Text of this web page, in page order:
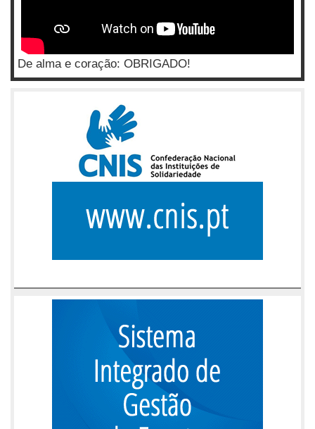
De alma e coração: OBRIGADO!